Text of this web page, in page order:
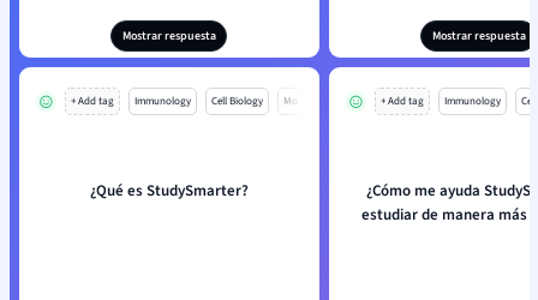
Mostrar respuesta Mostrar respuesta
+ Add tag Immunology Cell Biology Mo
¿Qué es StudySmarter?
+ Add tag Immunology
¿Cómo me ayuda
estudiar de manera más